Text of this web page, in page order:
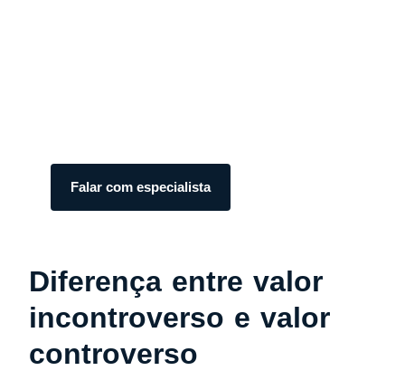
Falar com especialista
Diferença entre valor
incontroverso e valor
controverso